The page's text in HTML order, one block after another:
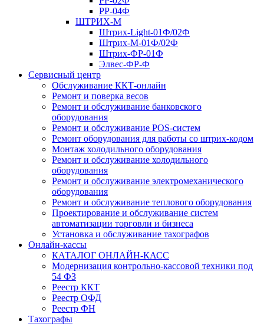
РР-04Ф
ШТРИХ-М
Штрих-Light-01Ф/02Ф
Штрих-М-01Ф/02Ф
Штрих-ФР-01Ф
Элвес-ФР-Ф
Сервисный центр
Обслуживание ККТ-онлайн
Ремонт и поверка весов
Ремонт и обслуживание банковского
оборудования
Ремонт и обслуживание POS-систем
Ремонт оборудования для работы со штрих-кодом
Монтаж холодильного оборудования
Ремонт и обслуживание холодильного
оборудования
Ремонт и обслуживание электромеханического
оборудования
Ремонт и обслуживание теплового оборудования
Проектирование и обслуживание систем
автоматизации торговли и бизнеса
Установка и обслуживание тахографов
Онлайн-кассы
КАТАЛОГ ОНЛАЙН-КАСС
Модернизация контрольно-кассовой техники под
54 ФЗ
Реестр ККТ
Реестр ОФД
Реестр ФН
Тахографы